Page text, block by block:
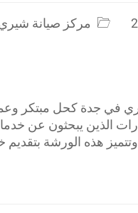
مركز صيانة
في جدة كحل مبتكر
الذين يبحثون عن
وتتميز هذه الورشة